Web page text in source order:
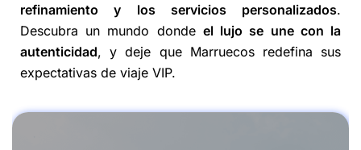
refinamiento y los servicios personalizados.
Descubra un mundo donde el lujo se une con la
autenticidad, y deje que Marruecos redefina sus
expectativas de viaje VIP.